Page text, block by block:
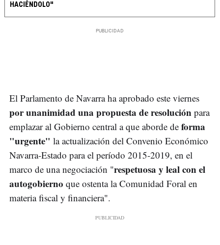
HACIÉNDOLO"
El Parlamento de Navarra ha aprobado este viernes
por unanimidad una propuesta de resolución para
emplazar al Gobierno central a que aborde de forma
"urgente" la actualización del Convenio Económico
Navarra-Estado para el período 2015-2019, en el
marco de una negociación "respetuosa y leal con el
autogobierno que ostenta la Comunidad Foral en
materia fiscal y financiera".